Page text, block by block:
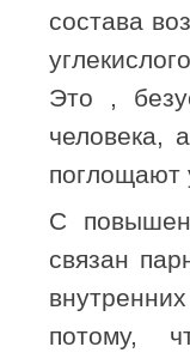
состава
Это ,
человека,
поглощают
С
связан
потому,